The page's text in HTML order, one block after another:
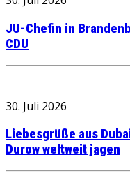
JU-Chefin in
CDU
30. Juli 2026
Liebesgrüße aus
Durow weltweit jagen